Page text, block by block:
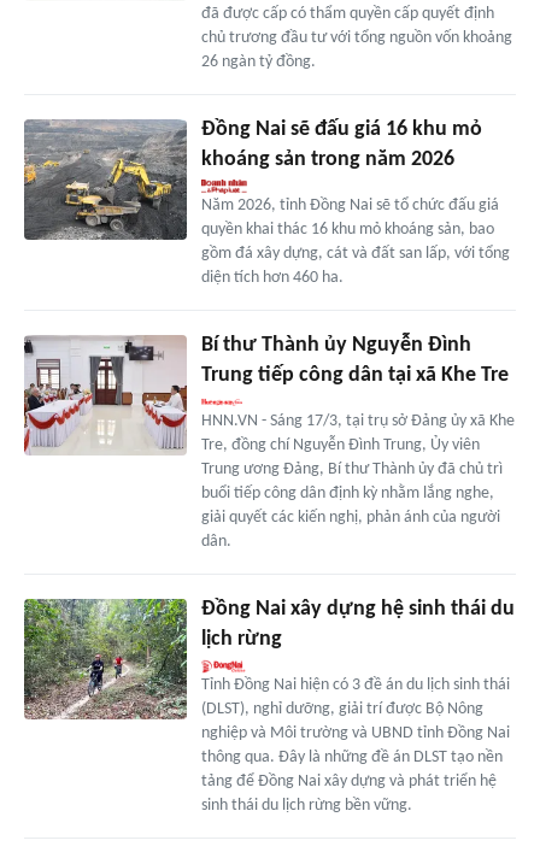
đã được cấp có thẩm quyền cấp quyết định
chủ trương đầu tư với tổng nguồn vốn khoảng
26 ngàn tỷ đồng.
Đồng Nai sẽ đấu giá 16 khu mỏ
khoáng sản trong năm 2026
Năm 2026, tỉnh Đồng Nai sẽ tổ chức đấu giá
quyền khai thác 16 khu mỏ khoáng sản, bao
gồm đá xây dựng, cát và đất san lấp, với tổng
diện tích hơn 460 ha.
Bí thư Thành ủy Nguyễn Đình
Trung tiếp công dân tại xã Khe Tre
HNN.VN - Sáng 17/3, tại trụ sở Đảng ủy xã Khe
Tre, đồng chí Nguyễn Đình Trung, Ủy viên
Trung ương Đảng, Bí thư Thành ủy đã chủ trì
buổi tiếp công dân định kỳ nhằm lắng nghe,
giải quyết các kiến nghị, phản ánh của người
dân.
Đồng Nai xây dựng hệ sinh thái du
lịch rừng
Tỉnh Đồng Nai hiện có 3 đề án du lịch sinh thái
(DLST), nghỉ dưỡng, giải trí được Bộ Nông
nghiệp và Môi trường và UBND tỉnh Đồng Nai
thông qua. Đây là những đề án DLST tạo nền
tảng để Đồng Nai xây dựng và phát triển hệ
sinh thái du lịch rừng bền vững.